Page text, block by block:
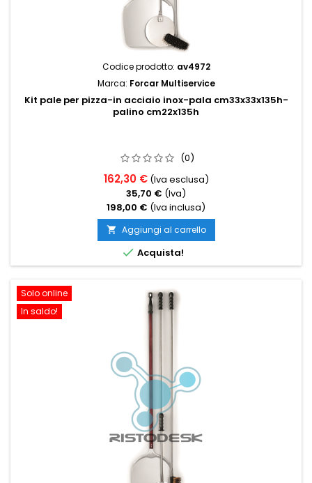
Codice prodotto: av4972
Marca: Forcar Multiservice
Kit pale per pizza-in acciaio inox-pala cm33x33x135h-
palino cm22x135h
(0)
162,30 € (Iva esclusa)
35,70 € (Iva)
198,00 € (Iva inclusa)
 Aggiungi al carrello
 Acquista!
Solo online
In saldo!